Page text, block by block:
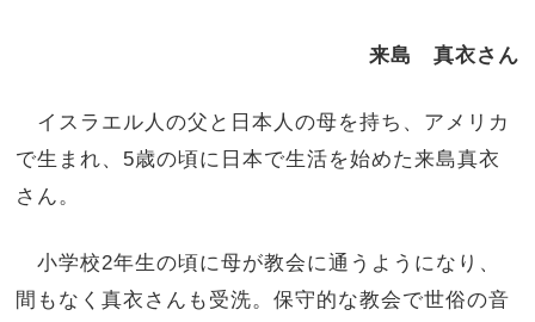
来島 真衣さん
イスラエル人の父と日本人の母を持ち、アメリカ
で生まれ、5歳の頃に日本で生活を始めた来島真衣
さん。
小学校2年生の頃に母が教会に通うようになり、
間もなく真衣さんも受洗。保守的な教会で世俗の音